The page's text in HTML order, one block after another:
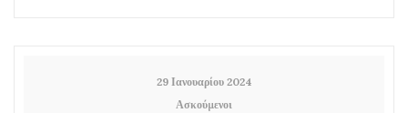
29 Ιανουαρίου 2024
Ασκούμενοι